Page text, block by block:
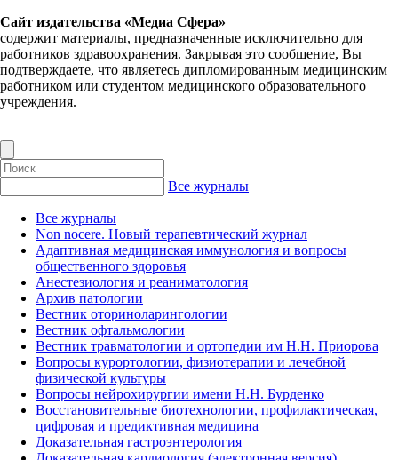
Сайт издательства «Медиа Сфера»
содержит материалы, предназначенные исключительно для
работников здравоохранения. Закрывая это сообщение, Вы
подтверждаете, что являетесь дипломированным медицинским
работником или студентом медицинского образовательного
учреждения.
Все журналы
Все журналы
Non nocere. Новый терапевтический журнал
Адаптивная медицинская иммунология и вопросы
общественного здоровья
Анестезиология и реаниматология
Архив патологии
Вестник оториноларингологии
Вестник офтальмологии
Вестник травматологии и ортопедии им Н.Н. Приорова
Вопросы курортологии, физиотерапии и лечебной
физической культуры
Вопросы нейрохирургии имени Н.Н. Бурденко
Восстановительные биотехнологии, профилактическая,
цифровая и предиктивная медицина
Доказательная гастроэнтерология